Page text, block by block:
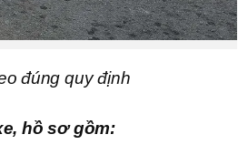
đúng quy định
hồ sơ gồm: